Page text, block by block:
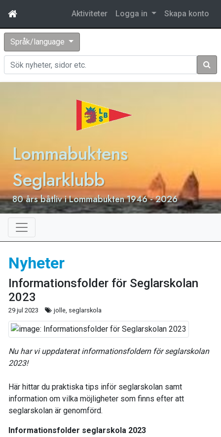
Aktiviteter Logga in Skapa konto
Språk/language
Sök
Lommabuktens
Seglarklubb
80 års båtliv i Lommabukten 1946 - 2026
Nyheter
Informationsfolder för Seglarskolan
2023
29 jul 2023 jolle, seglarskola
Nu har vi uppdaterat informationsfoldern för seglarskolan
2023!
Här hittar du praktiska tips inför seglarskolan samt
information om vilka möjligheter som finns efter att
seglarskolan är genomförd.
Informationsfolder seglarskola 2023